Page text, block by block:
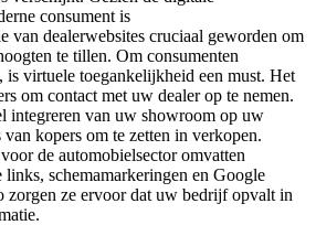
consument is
van dealerwebsites cruciaal geworden om
te tillen. Om consumenten
is virtuele toegankelijkheid een must. Het
om contact met uw dealer op te nemen.
integreren van uw showroom op uw
van kopers om te zetten in verkopen.
de automobielsector omvatten
schemamarkeringen en Google
zorgen ze ervoor dat uw bedrijf opvalt in